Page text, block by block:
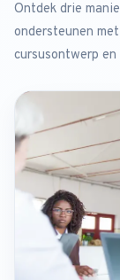
Ontdek drie
ondersteunen
cursusontwerp